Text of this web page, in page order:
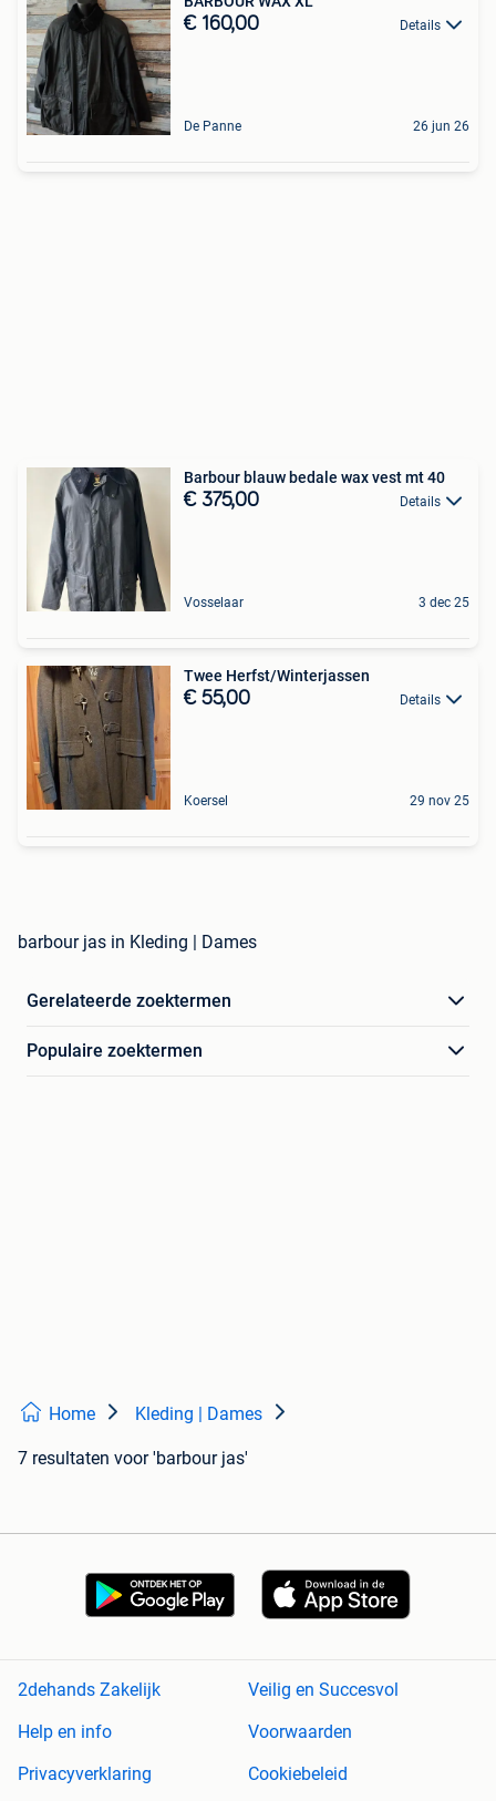
€ 160,00 Details
De Panne 26 jun 26
Barbour blauw bedale wax vest mt 40
€ 375,00 Details
Vosselaar 3 dec 25
Twee Herfst/Winterjassen
€ 55,00 Details
Koersel 29 nov 25
barbour jas in Kleding | Dames
Gerelateerde zoektermen
Populaire zoektermen
Home Kleding | Dames
7 resultaten voor 'barbour jas'
2dehands Zakelijk
Veilig en Succesvol
Help en info
Voorwaarden
Privacyverklaring
Cookiebeleid